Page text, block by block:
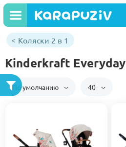
Коляски 2 в 1
Kinderkraft Everyday
По умолчанию 40